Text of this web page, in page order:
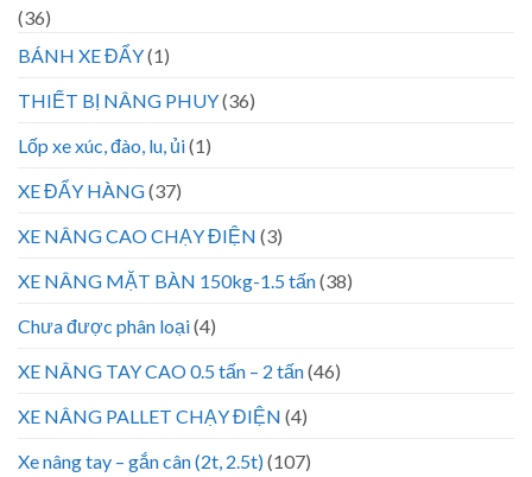
(36)
BÁNH XE ĐẨY(1)
THIẾT BỊ NÂNG PHUY(36)
Lốp xe xúc, đào, lu, ủi(1)
XE ĐẨY HÀNG(37)
XE NÂNG CAO CHẠY ĐIỆN (3)
XE NÂNG MẶT BÀN 150kg-1.5 tấn(38)
Chưa được phân loại(4)
XE NÂNG TAY CAO 0.5 tấn – 2 tấn(46)
XE NÂNG PALLET CHẠY ĐIỆN (4)
Xe nâng tay – gắn cân (2t, 2.5t)(107)